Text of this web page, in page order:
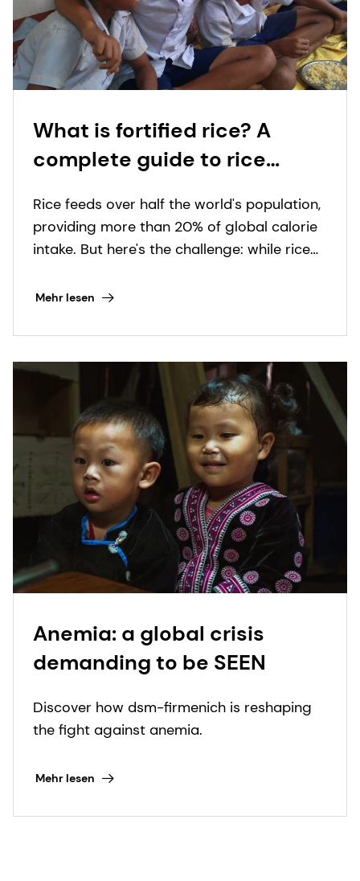
What is fortified rice? A
complete guide to rice
Rice feeds over half the world's population,
providing more than 20% of global calorie
intake. But here's the challenge: while rice
micronutrients that millions desperately
change that equation entirely.
Mehr lesen
Anemia: a global crisis
demanding to be SEEN
Discover how dsm-firmenich is reshaping
the fight against anemia.
Mehr lesen